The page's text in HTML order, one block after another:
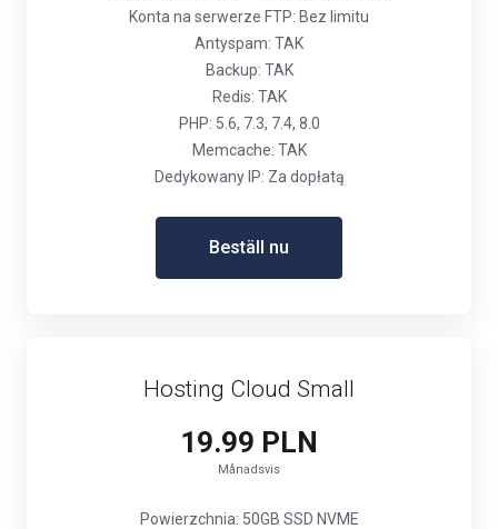
Konta na serwerze FTP: Bez limitu
Antyspam: TAK
Backup: TAK
Redis: TAK
PHP: 5.6, 7.3, 7.4, 8.0
Memcache: TAK
Dedykowany IP: Za dopłatą
Beställ nu
Hosting Cloud Small
19.99 PLN
Månadsvis
Powierzchnia: 50GB SSD NVME